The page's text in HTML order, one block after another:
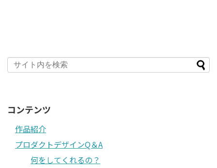
コンテンツ
作品紹介
プロダクトデザインQ＆A
何をしてくれるの？